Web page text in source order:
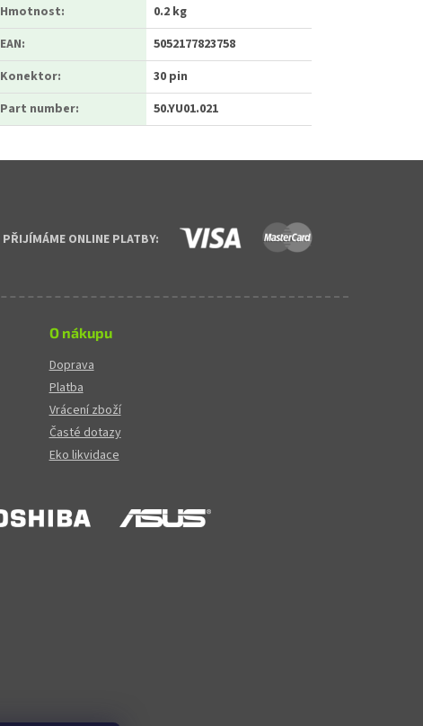
Hmotnost:
0.2 kg
EAN:
5052177823758
Konektor:
30 pin
Part number: 50.YU01.021
PŘIJÍMÁME ONLINE PLATBY:
O nákupu
Doprava
Platba
Vrácení zboží
Časté dotazy
Eko likvidace